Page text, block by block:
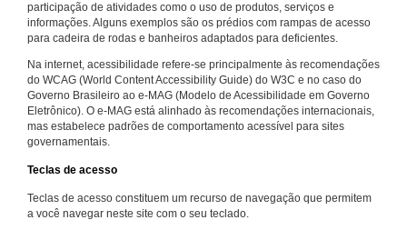
participação de atividades como o uso de produtos, serviços e
informações. Alguns exemplos são os prédios com rampas de acesso
para cadeira de rodas e banheiros adaptados para deficientes.
Na internet, acessibilidade refere-se principalmente às recomendações
do WCAG (World Content Accessibility Guide) do W3C e no caso do
Governo Brasileiro ao e-MAG (Modelo de Acessibilidade em Governo
Eletrônico). O e-MAG está alinhado às recomendações internacionais,
mas estabelece padrões de comportamento acessível para sites
governamentais.
Teclas de acesso
Teclas de acesso constituem um recurso de navegação que permitem
a você navegar neste site com o seu teclado.